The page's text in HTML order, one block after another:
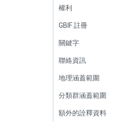
權利
GBIF 註冊
關鍵字
聯絡資訊
地理涵蓋範圍
分類群涵蓋範圍
額外的詮釋資料